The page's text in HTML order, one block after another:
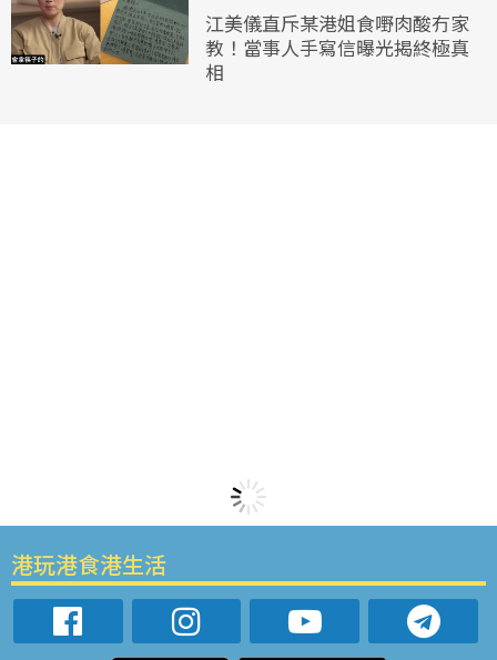
江美儀直斥某港姐食嘢肉酸冇家
教！當事人手寫信曝光揭終極真
相
港玩港食港生活